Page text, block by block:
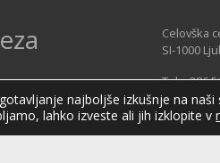
je krovna športna
v Sloveniji.
domačih in
Celovška
SI-1000
Tel: +386
E-mail:
najboljše izkušnje na naši
lahko izveste ali jih izklopite v